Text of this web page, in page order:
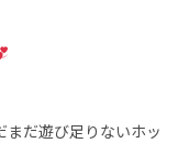
まだ遊び足りないホッ